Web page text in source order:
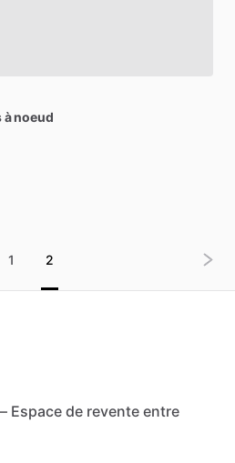
ànoeud
1 2
Espace de revente entre